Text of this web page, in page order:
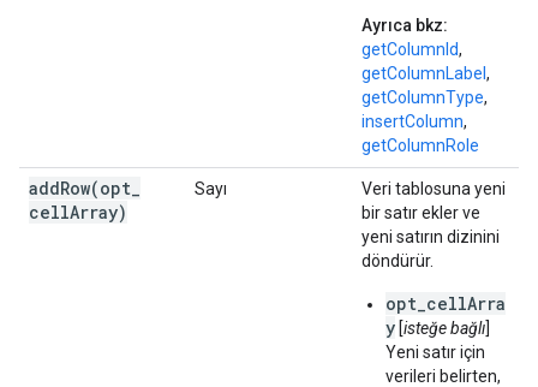
Ayrıca bkz:
getColumnId,
getColumnLabel ,
getColumnType,
insertColumn,
getColumnRole
addRow(opt
cellArray)
Sayı
Veri tablosuna yeni
bir satır ekler ve
yeni satırın dizinini
döndürür.
opt_cellArra
y [isteğe bağlı]
Yeni satır için
verileri belirten,